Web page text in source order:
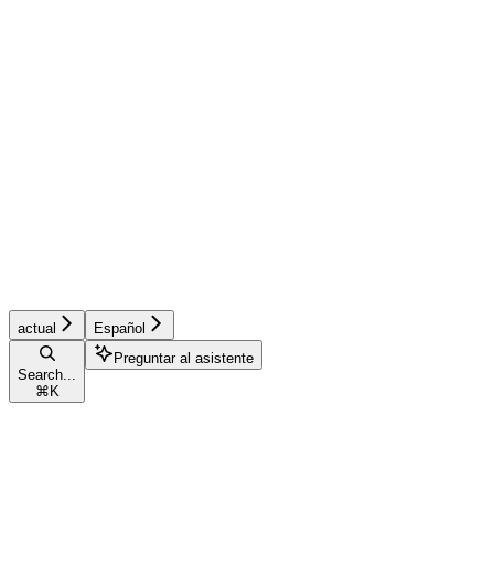
actual Español
Search...
⌘ K
Preguntar al asistente